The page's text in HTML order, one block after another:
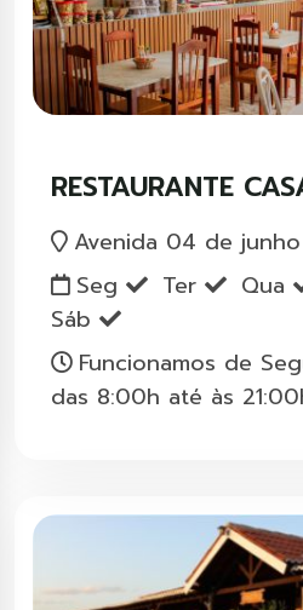
RESTAURANTE
Avenida 04 de
Seg
Ter Qua
Sáb
Funcionamos de
das 8:00h até às